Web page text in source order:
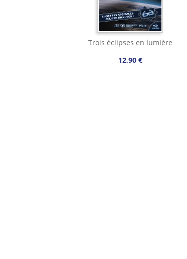
Trois éclipses en lumière
12,90 €